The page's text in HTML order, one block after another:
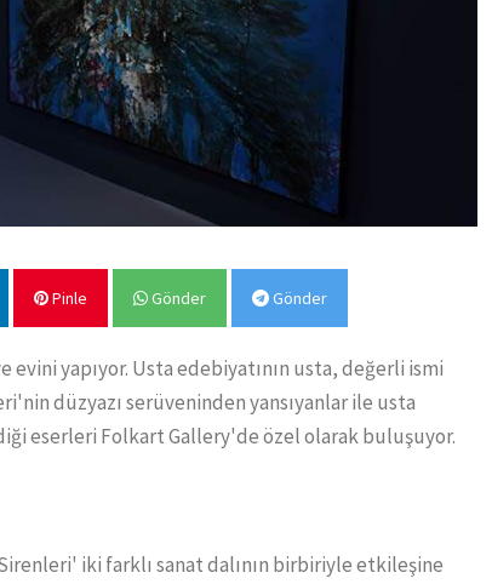
Pinle Gönder Gönder
yapıyor. Usta edebiyatının usta, değerli ismi
düzyazı serüveninden yansıyanlar ile usta
eserleri Folkart Gallery'de özel olarak buluşuyor.
iki farklı sanat dalının birbiriyle etkileşine